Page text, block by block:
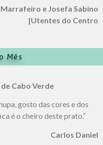
e Josefa Sabino
|Utentes do Centro
Mês
Cabo Verde
gosto das cores e dos
é o cheiro deste prato.”
Carlos Daniel